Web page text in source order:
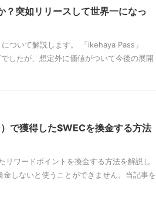
突如リリースして世界一になっ
ついて解説します。 「ikehaya Pass」
したが、想定外に価値がついて今後の展開
で獲得した$WECを換金する方法
リワードポイントを換金する方法を解説し
しないと使うことができません。当記事を